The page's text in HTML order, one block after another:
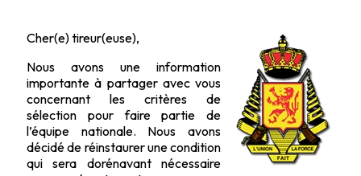
Cher(e) tireur(euse),
Nous avons une information
importante à partager avec vous
concernant les critères de
sélection pour faire partie de
l’équipe nationale. Nous avons
décidé de réinstaurer une condition
qui sera dorénavant nécessaire